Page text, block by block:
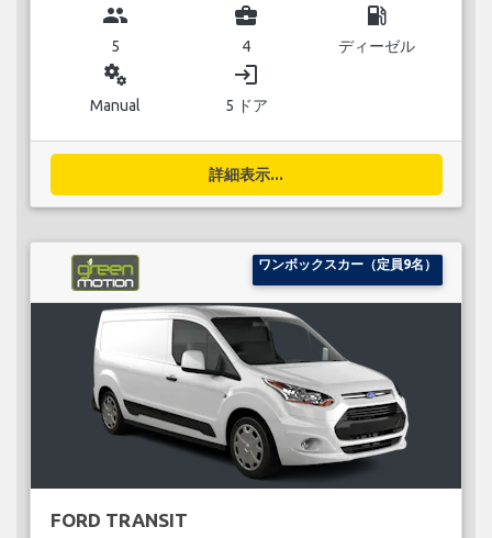
group
5
business_center
4
local_gas_station
ディーゼル
miscellaneous_services
Manual
login
5 ドア
詳細表示...
ワンボックスカー（定員9名）
FORD TRANSIT